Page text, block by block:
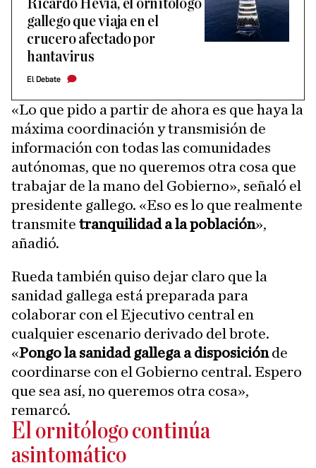
Ricardo Hevia, el ornitólogo
gallego que viaja en el
crucero afectado por
hantavirus
El Debate
«Lo que pido a partir de ahora es que haya la
máxima coordinación y transmisión de
información con todas las comunidades
autónomas, que no queremos otra cosa que
trabajar de la mano del Gobierno», señaló el
presidente gallego. «Eso es lo que realmente
transmite tranquilidad a la población»,
añadió.
Rueda también quiso dejar claro que la
sanidad gallega está preparada para
colaborar con el Ejecutivo central en
cualquier escenario derivado del brote.
«Pongo la sanidad gallega a disposiciónde
coordinarse con el Gobierno central. Espero
que sea así, no queremos otra cosa»,
remarcó.
El ornitólogo continúa
asintomático